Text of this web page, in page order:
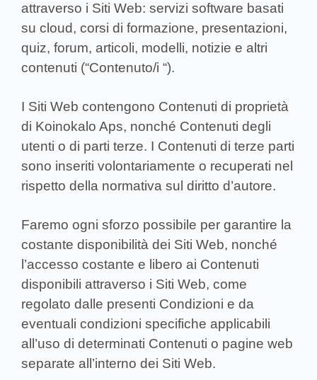
attraverso i Siti Web: servizi software basati
su cloud, corsi di formazione, presentazioni,
quiz, forum, articoli, modelli, notizie e altri
contenuti (“Contenuto/i “).
I Siti Web contengono Contenuti di proprietà
di Koinokalo Aps, nonché Contenuti degli
utenti o di parti terze. I Contenuti di terze parti
sono inseriti volontariamente o recuperati nel
rispetto della normativa sul diritto d’autore.
Faremo ogni sforzo possibile per garantire la
costante disponibilità dei Siti Web, nonché
l’accesso costante e libero ai Contenuti
disponibili attraverso i Siti Web, come
regolato dalle presenti Condizioni e da
eventuali condizioni specifiche applicabili
all’uso di determinati Contenuti o pagine web
separate all’interno dei Siti Web.